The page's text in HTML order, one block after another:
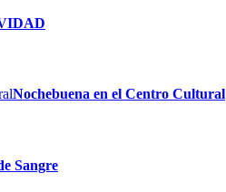
Nochebuena en el Centro Cultural
Sangre